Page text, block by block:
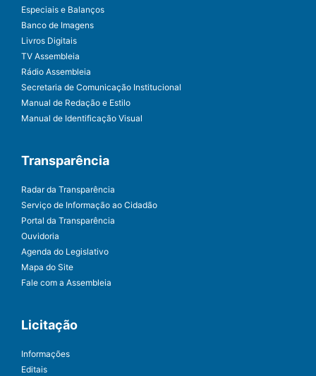
Especiais e Balanços
Banco de Imagens
Livros Digitais
TV Assembleia
Rádio Assembleia
Secretaria de Comunicação Institucional
Manual de Redação e Estilo
Manual de Identificação Visual
Transparência
Radar da Transparência
Serviço de Informação ao Cidadão
Portal da Transparência
Ouvidoria
Agenda do Legislativo
Mapa do Site
Fale com a Assembleia
Licitação
Informações
Editais